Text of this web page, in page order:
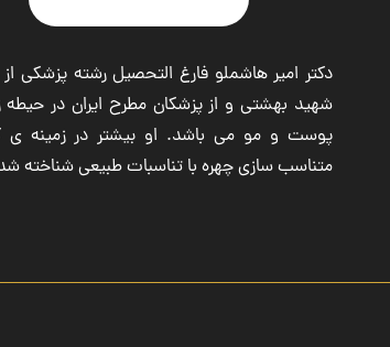
دکتر امیر هاشملو فارغ التحصیل رشته پزشکی از
شهید بهشتی و از پزشکان مطرح ایران در حیطه
پوست و مو می باشد. او بیشتر در زمینه ی
متناسب سازی چهره با تناسبات طبیعی شناخته